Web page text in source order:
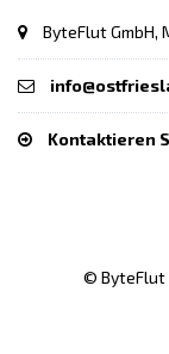
ByteFlut GmbH,
Kontaktieren
© ByteFlut